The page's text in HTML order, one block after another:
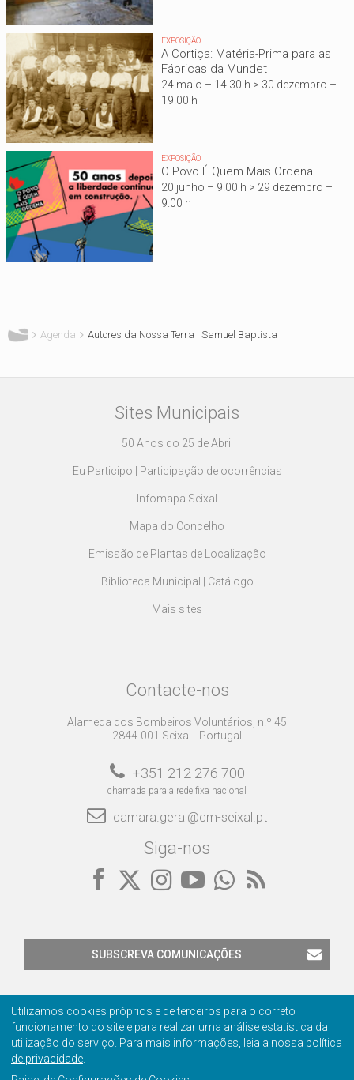
EXPOSIÇÃO
A Cortiça: Matéria-Prima para as
Fábricas da Mundet
24 maio – 14.30 h > 30 dezembro –
19.00 h
EXPOSIÇÃO
O Povo É Quem Mais Ordena
20 junho – 9.00 h > 29 dezembro –
9.00 h
Agenda Autores da Nossa Terra | Samuel Baptista
Sites Municipais
50 Anos do 25 de Abril
Eu Participo | Participação de ocorrências
Infomapa Seixal
Mapa do Concelho
Emissão de Plantas de Localização
Biblioteca Municipal | Catálogo
Mais sites
Contacte-nos
Alameda dos Bombeiros Voluntários, n.º 45
2844-001 Seixal - Portugal
+351 212 276 700
chamada para a rede fixa nacional
camara.geral@cm-seixal.pt
Siga-nos
SUBSCREVA COMUNICAÇÕES
Contactos
Utilizamos cookies próprios e de terceiros para o correto
funcionamento do site e para realizar uma análise estatística da
utilização do serviço. Para mais informações, leia a nossa política
de privacidade